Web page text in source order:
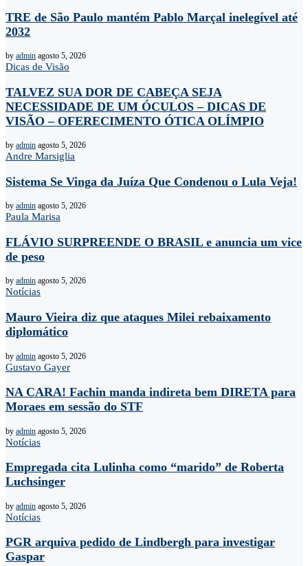
TRE de São Paulo mantém Pablo Marçal inelegível até
2032
by admin agosto 5, 2026
Dicas de Visão
TALVEZ SUA DOR DE CABEÇA SEJA
NECESSIDADE DE UM ÓCULOS – DICAS DE
VISÃO – OFERECIMENTO ÓTICA OLÍMPIO
by admin agosto 5, 2026
Andre Marsiglia
Sistema Se Vinga da Juíza Que Condenou o Lula Veja!
by admin agosto 5, 2026
Paula Marisa
FLÁVIO SURPREENDE O BRASIL e anuncia um vice
de peso
by admin agosto 5, 2026
Notícias
Mauro Vieira diz que ataques Milei rebaixamento
diplomático
by admin agosto 5, 2026
Gustavo Gayer
NA CARA! Fachin manda indireta bem DIRETA para
Moraes em sessão do STF
by admin agosto 5, 2026
Notícias
Empregada cita Lulinha como “marido” de Roberta
Luchsinger
by admin agosto 5, 2026
Notícias
PGR arquiva pedido de Lindbergh para investigar
Gaspar